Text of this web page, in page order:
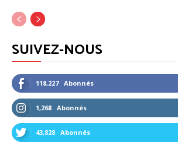
SUIVEZ-NOUS
118,227 Abonnés
1,268 Abonnés
43,828 Abonnés